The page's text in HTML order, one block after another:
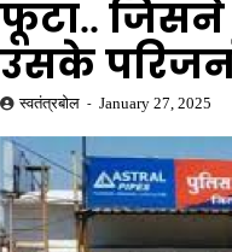
फूटा..
उसके
स्वतंत्रबोल January 27, 2025